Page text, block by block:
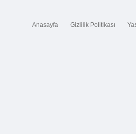
Anasayfa Gizlilik Politikası